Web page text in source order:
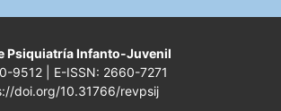
Psiquiatría Infanto-Juvenil
9512 | E-ISSN: 2660-7271
doi.org/10.31766/revpsij